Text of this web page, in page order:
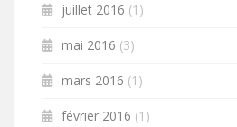
juillet 2016 (1)
mai 2016 (3)
mars 2016 (1)
février 2016 (1)